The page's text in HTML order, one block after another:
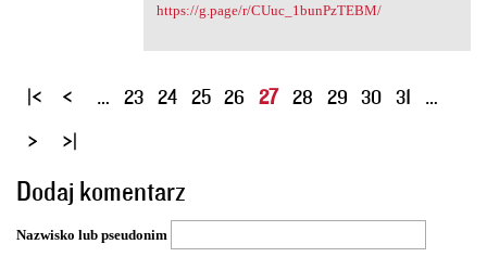
https://g.page/r/CUuc_1bunPzTEBM/
S
o
n
y
… 23 24 25 26 27 28 29 30 31 …
Dodaj komentarz
Nazwisko lub pseudonim